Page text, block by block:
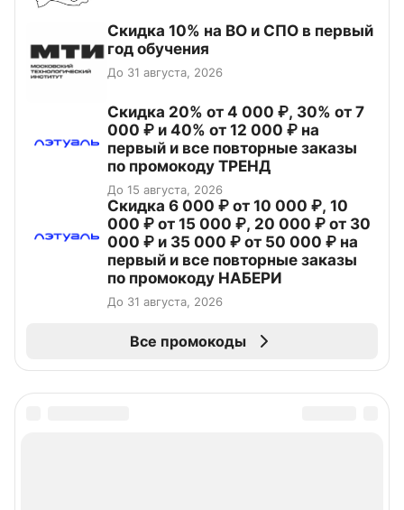
Скидка 10% на ВО и СПО в первый
год обучения
До 31 августа, 2026
Скидка 20% от 4 000 ₽, 30% от 7
000 ₽ и 40% от 12 000 ₽ на
первый и все повторные заказы
по промокоду ТРЕНД
До 15 августа, 2026
Скидка 6 000 ₽ от 10 000 ₽, 10
000 ₽ от 15 000 ₽, 20 000 ₽ от 30
000 ₽ и 35 000 ₽ от 50 000 ₽ на
первый и все повторные заказы
по промокоду НАБЕРИ
До 31 августа, 2026
Все промокоды